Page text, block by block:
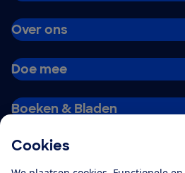
Cookies
Over ons
Doe mee
Boeken & Bladen